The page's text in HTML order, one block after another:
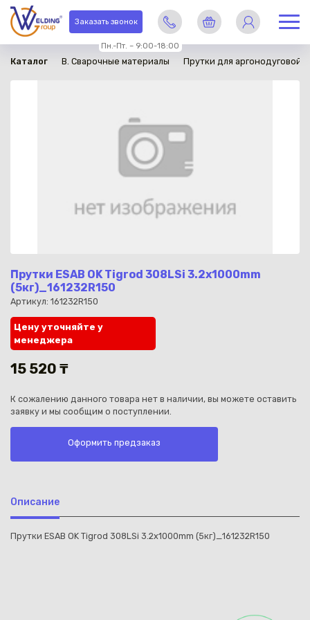
Заказать звонок
Пн.-Пт. – 9:00-18:00
Каз
Каталог B. Сварочные материалы Прутки для аргонодуговой
Прутки ESAB OK Tigrod 308LSi 3.2x1000mm
(5кг)_161232R150
Артикул: 161232R150
в наличии
Цену уточняйте у
менеджера
15 520 ₸
К сожалению данного товара нет в наличии, вы можете оставить
заявку и мы сообщим о поступлении.
Оформить предзаказ
Описание
Прутки ESAB OK Tigrod 308LSi 3.2x1000mm (5кг)_161232R150